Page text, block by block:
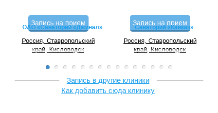
ОАО «Санаторий «Джинал»
Запись на прием
Россия, Ставропольский
край, Кисловодск
Санаторий «Кавказ»
Запись на прием
Россия, Ставропольский
край, Кисловодск
Запись в другие клиники
Как добавить сюда клинику